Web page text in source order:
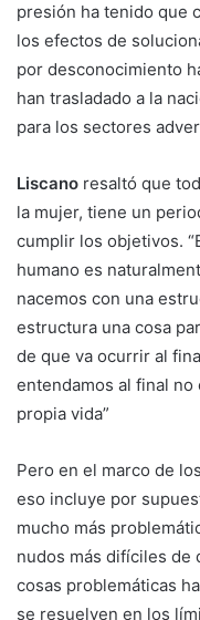
presión ha tenido que
los efectos de
por desconocimiento
han trasladado a la
para los sectores
Liscano resaltó que
la mujer, tiene un
cumplir los objetivos.
humano es
nacemos con una
estructura una cosa
de que va ocurrir al
entendamos al final
propia vida”
Pero en el marco de
eso incluye por
mucho más
nudos más difíciles de
cosas problemáticas
se resuelven en los